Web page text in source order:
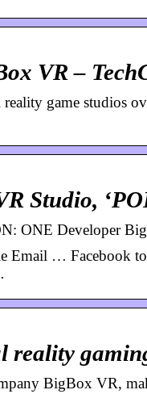
VR –
game studios
Studio,
ONE Developer
… Facebook
reality
BigBox VR,